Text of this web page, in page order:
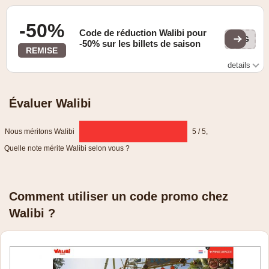
-50%
REMISE
Code de réduction Walibi pour
-50% sur les billets de saison
TOG
details
Évaluer Walibi
Nous méritons Walibi 5 / 5
Quelle note mérite Walibi selon vous ?
Comment utiliser un code promo chez
Walibi ?